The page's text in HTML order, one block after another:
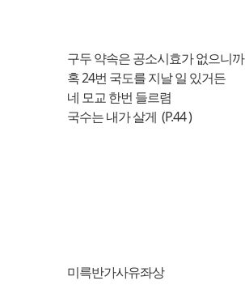
구두 약속은 공소시효가 없으니까
혹 24번 국도를 지날 일 있거든
네 모교 한번 들르렴
국수는 내가 살게 (P.44 )
미륵반가사유좌상